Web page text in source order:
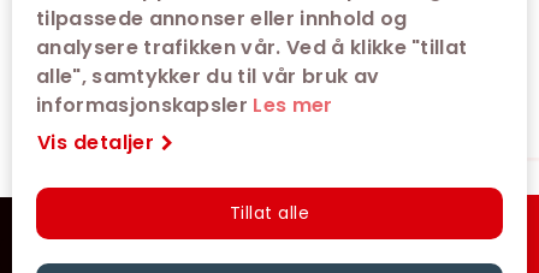
tilpassede annonser eller innhold og
analysere trafikken vår. Ved å klikke "tillat
alle", samtykker du til vår bruk av
informasjonskapsler Les mer
Vis detaljer
Tillat alle